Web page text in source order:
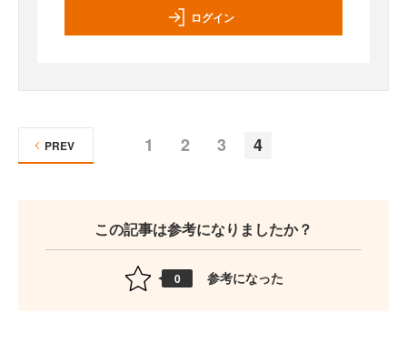
ログイン
1 2 3 4
PREV
この記事は参考になりましたか？
0 参考になった